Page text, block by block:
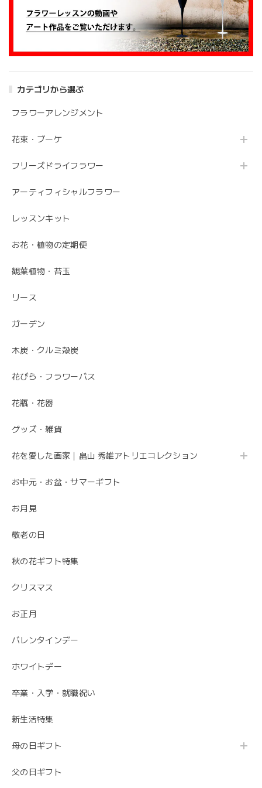
カテゴリから選ぶ
フラワーアレンジメント
花束・ブーケ
フリーズドライフラワー
アーティフィシャルフラワー
レッスンキット
お花・植物の定期便
観葉植物・苔玉
リース
ガーデン
木炭・クルミ殻炭
花びら・フラワーバス
花瓶・花器
グッズ・雑貨
花を愛した画家｜畠山 秀雄アトリエコレクション
お中元・お盆・サマーギフト
お月見
敬老の日
秋の花ギフト特集
クリスマス
お正月
バレンタインデー
ホワイトデー
卒業・入学・就職祝い
新生活特集
母の日ギフト
父の日ギフト
大変嬉しいレビューありがとうございます。 お
姉さんも喜んでくださり安心しました。 また、
よろしくお願いします。
アンティークブーケ（カビン付き）
丁寧に梱包されていて、 配送の問題は特にありませんでし
ます。 今後も利用したい信頼のおける花屋さんです。
うれしいお返事ありがとうございました。 スタ
お花をお作りさせて頂きますので よろしくお願
た。 特に芍薬が素敵だと言っていました。 引続きよろしく
の為にこれからも喜ばれるお花を お届けさせて
2020/05/11
先方さんがお洒落なお花だと喜んでくれました。 ありがと
ありがとうございました😊 無事にお花が届いて
いました。